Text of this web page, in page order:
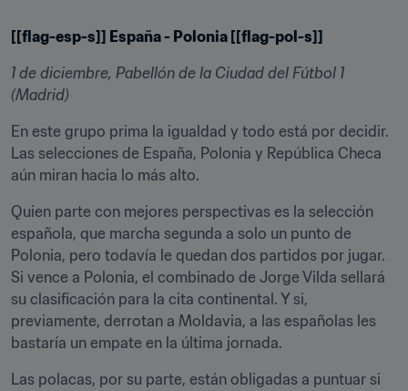
[[flag-esp-s]] España - Polonia [[flag-pol-s]]
1 de diciembre, Pabellón de la Ciudad del Fútbol 1
(Madrid)
En este grupo prima la igualdad y todo está por decidir.
Las selecciones de España, Polonia y República Checa
aún miran hacia lo más alto.
Quien parte con mejores perspectivas es la selección
española, que marcha segunda a solo un punto de
Polonia, pero todavía le quedan dos partidos por jugar.
Si vence a Polonia, el combinado de Jorge Vilda sellará
su clasificación para la cita continental. Y si,
previamente, derrotan a Moldavia, a las españolas les
bastaría un empate en la última jornada.
Las polacas, por su parte, están obligadas a puntuar si